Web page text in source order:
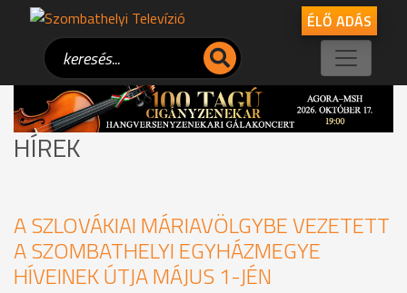
ÉLŐ ADÁS
HÍREK
A SZLOVÁKIAI MÁRIAVÖLGYBE VEZETETT
A SZOMBATHELYI EGYHÁZMEGYE
HÍVEINEK ÚTJA MÁJUS 1-JÉN